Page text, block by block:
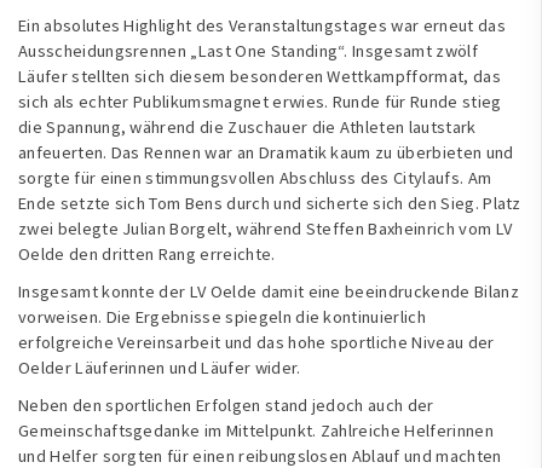
Ein absolutes Highlight des Veranstaltungstages war erneut das
Ausscheidungsrennen „Last One Standing“. Insgesamt zwölf
Läufer stellten sich diesem besonderen Wettkampfformat, das
sich als echter Publikumsmagnet erwies. Runde für Runde stieg
die Spannung, während die Zuschauer die Athleten lautstark
anfeuerten. Das Rennen war an Dramatik kaum zu überbieten und
sorgte für einen stimmungsvollen Abschluss des Citylaufs. Am
Ende setzte sich Tom Bens durch und sicherte sich den Sieg. Platz
zwei belegte Julian Borgelt, während Steffen Baxheinrich vom LV
Oelde den dritten Rang erreichte.
Insgesamt konnte der LV Oelde damit eine beeindruckende Bilanz
vorweisen. Die Ergebnisse spiegeln die kontinuierlich
erfolgreiche Vereinsarbeit und das hohe sportliche Niveau der
Oelder Läuferinnen und Läufer wider.
Neben den sportlichen Erfolgen stand jedoch auch der
Gemeinschaftsgedanke im Mittelpunkt. Zahlreiche Helferinnen
und Helfer sorgten für einen reibungslosen Ablauf und machten